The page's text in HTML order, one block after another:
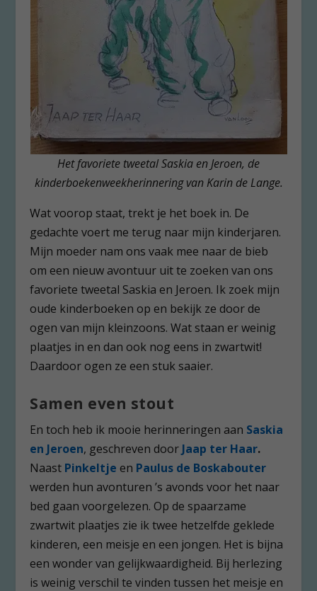
Het favoriete tweetal Saskia en Jeroen, de
kinderboekenweekherinnering van Karin de Lange.
Wat voorop staat, trekt je het boek in. De
gedachte voert me terug naar mijn kinderjaren.
Mijn moeder nam ons vaak mee naar de bieb
om een nieuw avontuur uit te zoeken van ons
favoriete tweetal Saskia en Jeroen. Ik zoek mijn
oude kinderboeken op en bekijk ze door de
ogen van mijn kleinzoons. Wat staan er weinig
plaatjes in en dan ook nog eens in zwartwit!
Daardoor ogen ze een stuk saaier.
Samen even stout
En toch heb ik mooie herinneringen aan Saskia
en Jeroen, geschreven door Jaap ter Haar.
Naast Pinkeltje en Paulus de Boskabouter
werden hun avonturen ’s avonds voor het naar
bed gaan voorgelezen. Op de spaarzame
zwartwit plaatjes zie ik twee hetzelfde geklede
kinderen, een meisje en een jongen. Het is bijna
een wonder van gelijkwaardigheid. Bij herlezing
is weinig verschil te vinden tussen het meisje en